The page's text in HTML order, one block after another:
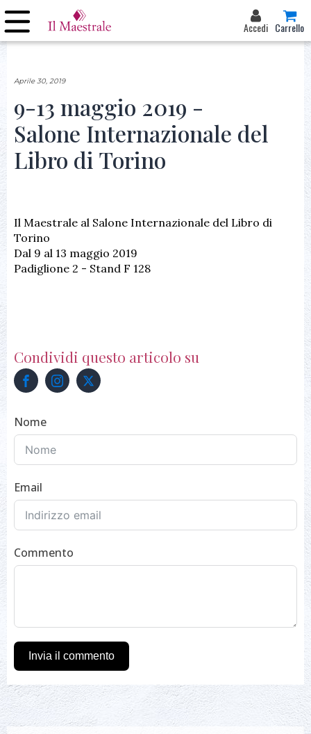
Accedi Carrello
Aprile 30, 2019
9-13 maggio 2019 -
Salone Internazionale del
Libro di Torino
Il Maestrale al Salone Internazionale del Libro di
Torino
Dal 9 al 13 maggio 2019
Padiglione 2 - Stand F 128
Condividi questo articolo su
Nome
Email
Commento
Invia il commento